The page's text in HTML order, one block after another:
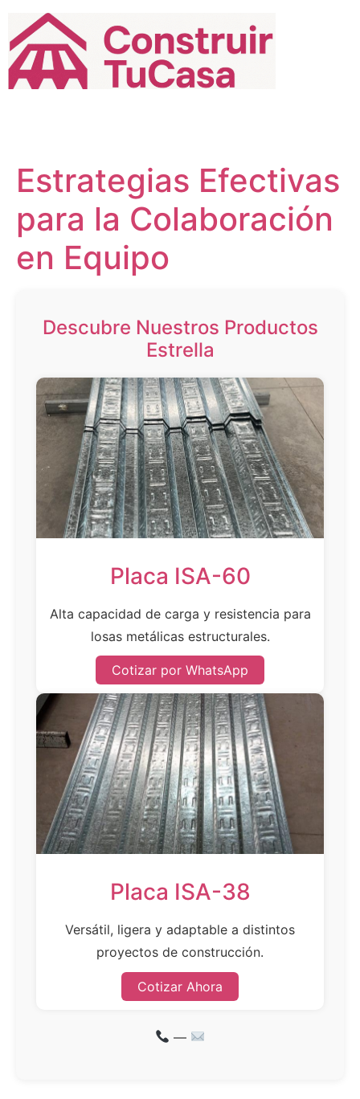
contenido
Estrategias Efectivas
para la Colaboración
en Equipo
Descubre Nuestros Productos
Estrella
Placa ISA-60
Alta capacidad de carga y resistencia para
losas metálicas estructurales.
Cotizar por WhatsApp
Placa ISA-38
Versátil, ligera y adaptable a distintos
proyectos de construcción.
Cotizar Ahora
—